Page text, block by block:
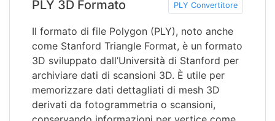
PLY 3D Formato PLY Convertitore
Il formato di file Polygon (PLY), noto anche
come Stanford Triangle Format, è un formato
3D sviluppato dall’Università di Stanford per
archiviare dati di scansioni 3D. È utile per
memorizzare dati dettagliati di mesh 3D
derivati da fotogrammetria o scansioni,